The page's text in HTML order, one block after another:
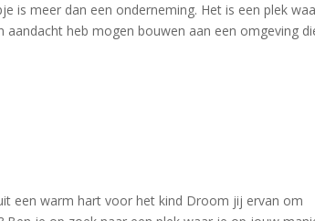
is meer dan een onderneming. Het is een plek
heb mogen bouwen aan een omgeving
een warm hart voor het kind Droom jij ervan om